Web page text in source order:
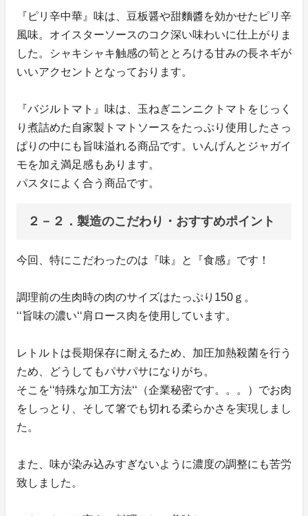
『ピリ辛中華』味は、豆板醤や甜麵醬を効かせたピリ辛
風味。オイスターソースのコク深い味わいに仕上がりま
した。シャキシャキ触感の筍ととろける甘みの長ネギが
いいアクセントとなっております。
『バジルトマト』味は、玉ねぎニンニクトマトをじっく
り煮詰めた自家製トマトソースをたっぷり使用したさっ
ぱりの中にも旨味溢れる商品です。いんげんとジャガイ
モを加え満足感もあります。
パスタによく合う商品です。
２－２．製造のこだわり・おすすめポイント
今回、特にこだわったのは『味』と『食感』です！
調理前の生肉時の肉のサイズはたっぷり150ｇ。
‘‘旨味の濃い‘‘肩ロース肉を使用しています。
レトルトは長期保存に耐えるため、加圧加熱殺菌を行う
ため、どうしてもパサパサになりがち。
そこを‘‘特殊な加工方法‘‘（企業秘密です。。。）でお肉
をしっとり、そして箸でも切れる柔らかさを実現しまし
た。
また、味が染み込みすぎないように濃度の調整にも苦労
致しました。